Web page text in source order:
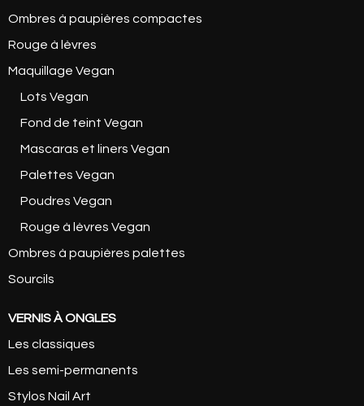
Ombres à paupières compactes
Rouge à lèvres
Maquillage Vegan
Lots Vegan
Fond de teint Vegan
Mascaras et liners Vegan
Palettes Vegan
Poudres Vegan
Rouge à lèvres Vegan
Ombres à paupières palettes
Sourcils
VERNIS À ONGLES
Les classiques
Les semi-permanents
Stylos Nail Art